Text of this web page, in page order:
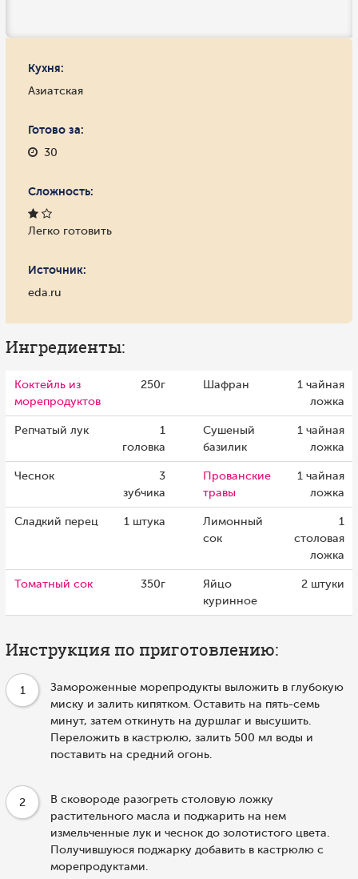
Кухня:
Азиатская
Готово за:
30
Сложность:
Легко готовить
Источник:
eda.ru
Ингредиенты:
Коктейль из
морепродуктов
250г Шафран
1 чайная
ложка
Репчатый лук
1
головка
Сушеный
базилик
1 чайная
ложка
Чеснок
3
зубчика
Прованские
травы
1 чайная
ложка
Сладкий перец 1 штука
Лимонный
сок
1
столовая
ложка
Томатный сок 350г
Яйцо
куринное
2 штуки
Инструкция по приготовлению:
1
Замороженные морепродукты выложить в глубокую
миску и залить кипятком. Оставить на пять-семь
минут, затем откинуть на дуршлаг и высушить.
Переложить в кастрюлю, залить 500 мл воды и
поставить на средний огонь.
2
В сковороде разогреть столовую ложку
растительного масла и поджарить на нем
измельченные лук и чеснок до золотистого цвета.
Получившуюся поджарку добавить в кастрюлю с
морепродуктами.